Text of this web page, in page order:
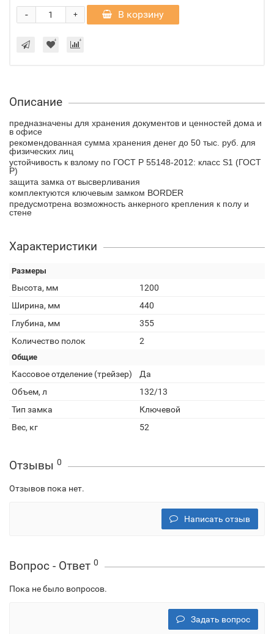
+
- В корзину
Описание
предназначены для хранения документов и ценностей дома и
в офисе
рекомендованная сумма хранения денег до 50 тыс. руб. для
физических лиц
устойчивость к взлому по ГОСТ Р 55148-2012: класс S1 (ГОСТ
Р)
защита замка от высверливания
комплектуются ключевым замком BORDER
предусмотрена возможность анкерного крепления к полу и
стене
Характеристики
Размеры
Высота, мм
1200
Ширина, мм
440
Глубина, мм
355
Количество полок
2
Общие
Кассовое отделение (трейзер)
Да
Объем, л
132/13
Тип замка
Ключевой
Вес, кг
52
Отзывы 0
Отзывов пока нет.
Написать отзыв
Вопрос - Ответ 0
Пока не было вопросов.
Задать вопрос